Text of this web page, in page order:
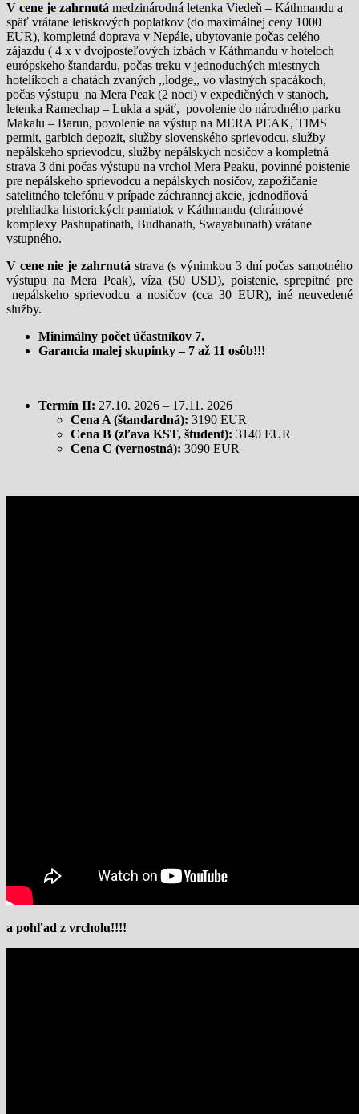
V cene je zahrnutá medzinárodná letenka Viedeň – Káthmandu a
späť vrátane letiskových poplatkov (do maximálnej ceny 1000
EUR), kompletná doprava v Nepále, ubytovanie počas celého
zájazdu ( 4 x v dvojposteľových izbách v Káthmandu v hoteloch
európskeho štandardu, počas treku v jednoduchých miestnych
hotelíkoch a chatách zvaných ,,lodge,, vo vlastných spacákoch,
počas výstupu na Mera Peak (2 noci) v expedičných v stanoch,
letenka Ramechap – Lukla a späť, povolenie do národného parku
Makalu – Barun, povolenie na výstup na MERA PEAK, TIMS
permit, garbich depozit, služby slovenského sprievodcu, služby
nepálskeho sprievodcu, služby nepálskych nosičov a kompletná
strava 3 dni počas výstupu na vrchol Mera Peaku, povinné poistenie
pre nepálskeho sprievodcu a nepálskych nosičov, zapožičanie
satelitného telefónu v prípade záchrannej akcie, jednodňová
prehliadka historických pamiatok v Káthmandu (chrámové
komplexy Pashupatinath, Budhanath, Swayabunath) vrátane
vstupného.
V cene nie je zahrnutá strava (s výnimkou 3 dní počas samotného
výstupu na Mera Peak), víza (50 USD), poistenie, sprepitné pre
nepálskeho sprievodcu a nosičov (cca 30 EUR), iné neuvedené
služby.
Minimálny počet účastníkov 7.
Garancia malej skupinky – 7 až 11 osôb!!!
Termín II: 27.10. 2026 – 17.11. 2026
Cena A (štandardná): 3190 EUR
Cena B (zľava KST, študent): 3140 EUR
Cena C (vernostná): 3090 EUR
a pohľad z vrcholu!!!!